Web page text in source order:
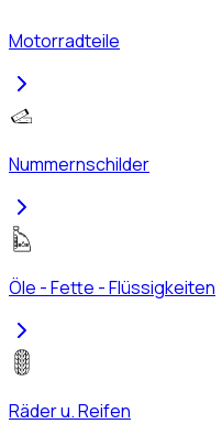
Motorradteile
Nummernschilder
Öle - Fette - Flüssigkeiten
Räder u. Reifen